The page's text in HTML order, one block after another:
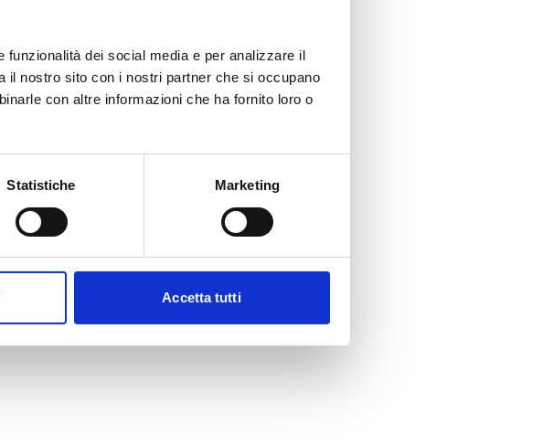
dei social media e per analizzare il
il nostro sito con i nostri partner che si occupano
con altre informazioni che ha fornito loro o
Statistiche Marketing
Accetta tutti